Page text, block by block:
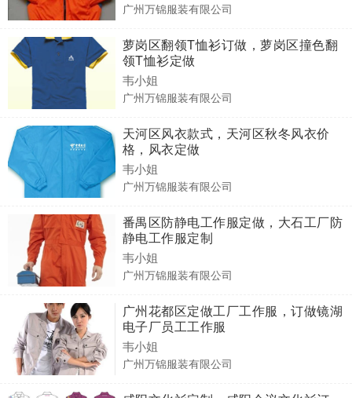
广州万锦服装有限公司
萝岗区翻领T恤衫订做，萝岗区撞色翻
领T恤衫定做
韦小姐
广州万锦服装有限公司
天河区风衣款式，天河区秋冬风衣价
格，风衣定做
韦小姐
广州万锦服装有限公司
番禺区防静电工作服定做，大石工厂防
静电工作服定制
韦小姐
广州万锦服装有限公司
广州花都区定做工厂工作服，订做镜湖
电子厂员工工作服
韦小姐
广州万锦服装有限公司